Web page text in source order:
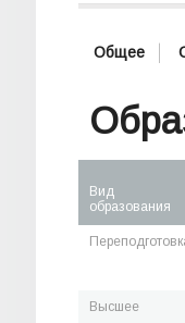
Общее
Вид
образования
Высшее